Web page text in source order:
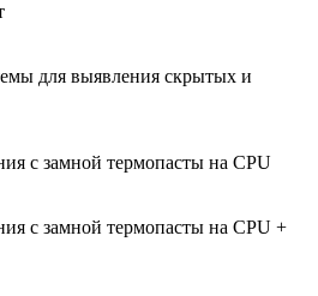
для выявления скрытых и
с замной термопасты на CPU
с замной термопасты на CPU +